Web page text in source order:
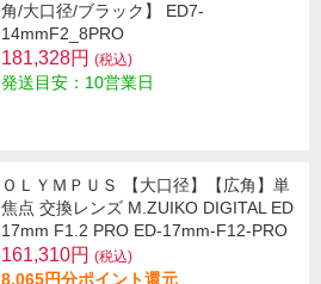
角/大口径/ブラック】 ED7-
14mmF2_8PRO
181,328円 (税込)
発送目安：10営業日
ＯＬＹＭＰＵＳ 【大口径】【広角】単
焦点 交換レンズ M.ZUIKO DIGITAL ED
17mm F1.2 PRO ED-17mm-F12-PRO
161,310円 (税込)
8,065円分ポイント還元